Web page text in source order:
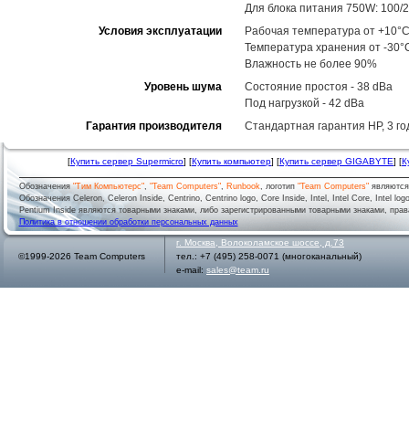
Для блока питания 750W: 100/
Условия эксплуатации
Рабочая температура от
Температура хранения от -
Влажность не более 90%
Уровень шума
Состояние простоя - 38 dBa
Под нагрузкой - 42 dBa
Гарантия производителя
Стандартная гарантия HP, 3
[Купить сервер Supermicro] [Купить компьютер] [Купить сервер GIGABYTE] [
Обозначения"Тим Компьютерс", "Team Computers", Runbook, логотип "Team Computers"
Обозначения Celeron, Celeron Inside, Centrino, Centrino logo, Core Inside, Intel, Intel Core, Intel
Pentium Inside являются товарными знаками, либо зарегистрированными товарными знаками,
Политика в отношении обработки персональных данных
©1999-2026 Team Computers
г. Москва
Волоколамское шоссе, д.73
тел.: +7 (495) 258-0071 (многоканальный)
e-mail: sales@team.ru